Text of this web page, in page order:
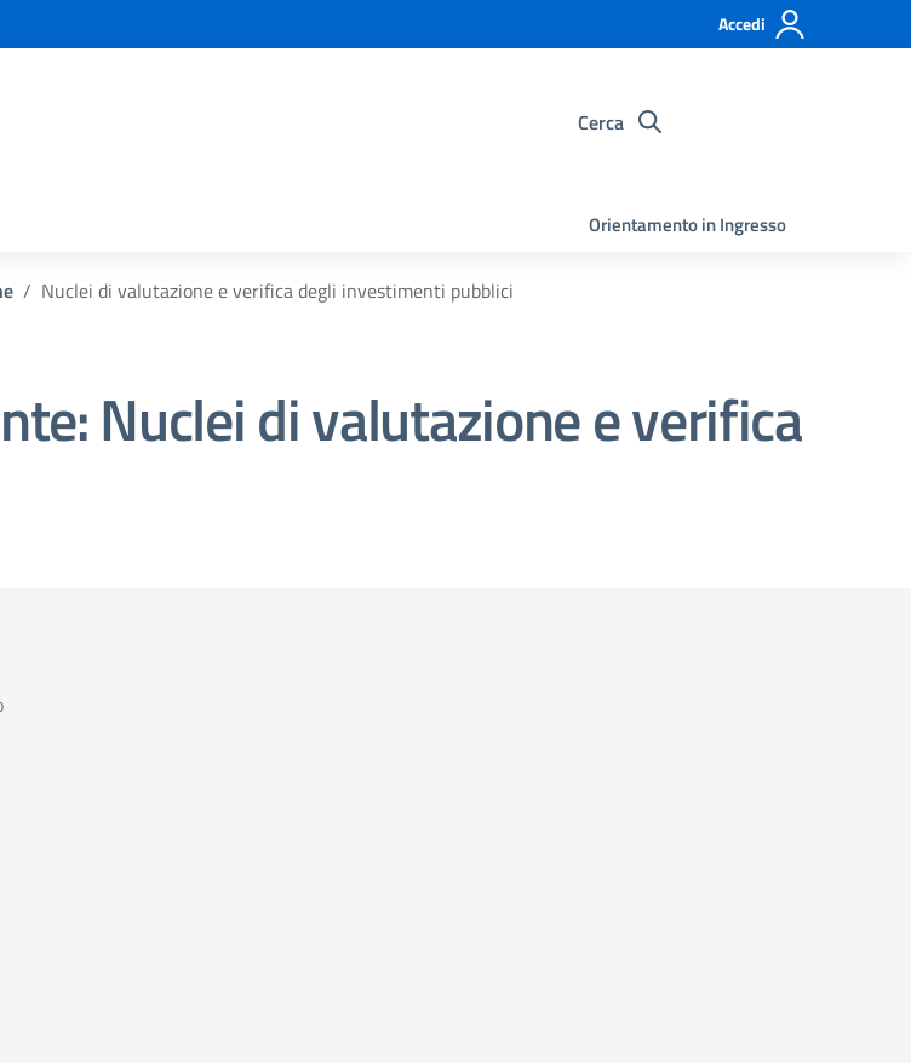
Accedi
Cerca
Orientamento in Ingresso
Nuclei di valutazione e verifica degli investimenti pubblici
Nuclei di valutazione e verifica